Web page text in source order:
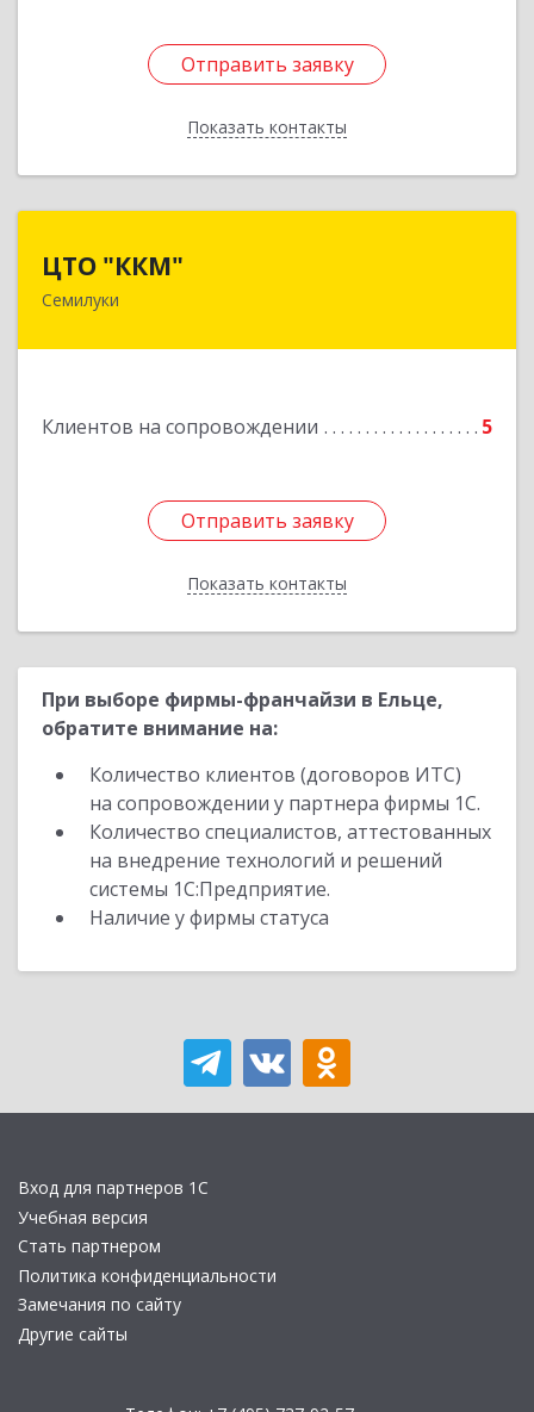
Отправить заявку
Показать контакты
Отправить заявку
Назад
ЦТО "ККМ"
Семилуки
Клиентов на сопровождении 5
Отправить заявку
Показать контакты
Отправить заявку
Назад
При выборе фирмы-франчайзи в Ельце,
обратите внимание на:
Количество клиентов (договоров ИТС)
на сопровождении у партнера фирмы 1С.
Количество специалистов, аттестованных
на внедрение технологий и решений
системы 1С:Предприятие.
Наличие у фирмы статуса
Вход для партнеров 1С
Учебная версия
Стать партнером
Политика конфиденциальности
Замечания по сайту
Другие сайты